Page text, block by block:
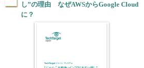
し”の理由 なぜAWSからGoogle Cloud
に？